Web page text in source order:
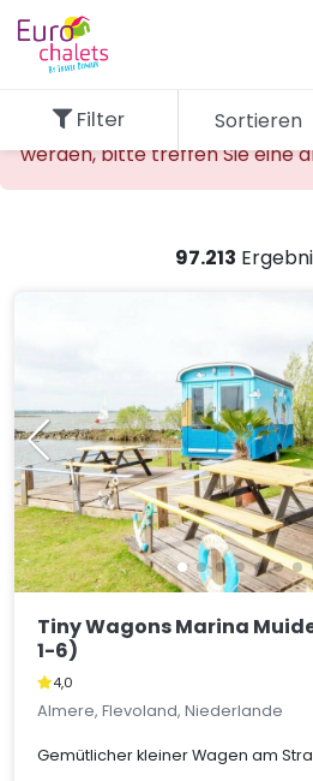
Die gewünschte Unterkunft
werden, bitte treffen Sie eine
97.213
Filter Sortieren
Tiny Wagons Marina
1-6)
4,0
Almere, Flevoland, Niederlande
Gemütlicher kleiner Wagen am